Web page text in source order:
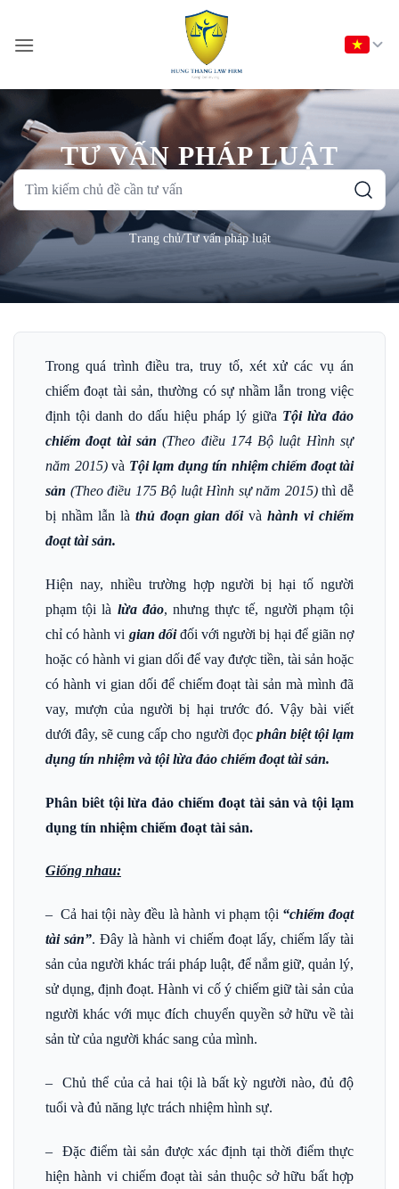
nội
TƯ VẤN PHÁP LUẬT
Tìm
chủ
đề
tư
Trang chủ/Tư vấn pháp luật
Trong quá trình điều tra, truy tố, xét xử các vụ án
chiếm đoạt tài sản, thường có sự nhầm lẫn trong việc
định tội danh do dấu hiệu pháp lý giữa Tội lừa đảo
chiếm đoạt tài sản (Theo điều 174 Bộ luật Hình sự
năm 2015)và Tội lạm dụng tín nhiệm chiếm đoạt tài
sản (Theo điều 175 Bộ luật Hình sự năm 2015)thì dễ
bị nhầm lẫn là thủ đoạn gian dốivàhành vi chiếm
đoạt tài sản.
Hiện nay, nhiều trường hợp người bị hại tố người
phạm tội là lừa đảo, nhưng thực tế, người phạm tội
chỉ có hành vi gian dốiđối với người bị hại để giãn nợ
hoặc có hành vi gian dối để vay được tiền, tài sản hoặc
có hành vi gian dối để chiếm đoạt tài sản mà mình đã
vay, mượn của người bị hại trước đó. Vậy bài viết
dưới đây, sẽ cung cấp cho người đọcphân biệt tội lạm
dụng tín nhiệm và tội lừa đảo chiếm đoạt tài sản.
Phân biêt tội lừa đảo chiếm đoạt tài sản và tội lạm
dụng tín nhiệm chiếm đoạt tài sản.
Giống nhau:
– Cả hai tội này đều là hành vi phạm tội “chiếm đoạt
tài sản”. Đây là hành vi chiếm đoạt lấy, chiếm lấy tài
sản của người khác trái pháp luật, để nắm giữ, quản lý,
sử dụng, định đoạt. Hành vi cố ý chiếm giữ tài sản của
người khác với mục đích chuyển quyền sở hữu về tài
sản từ của người khác sang của mình.
– Chủ thể của cả hai tội là bất kỳ người nào, đủ độ
tuổi và đủ năng lực trách nhiệm hình sự.
– Đặc điểm tài sản được xác định tại thời điểm thực
hiện hành vi chiếm đoạt tài sản thuộc sở hữu bất hợp